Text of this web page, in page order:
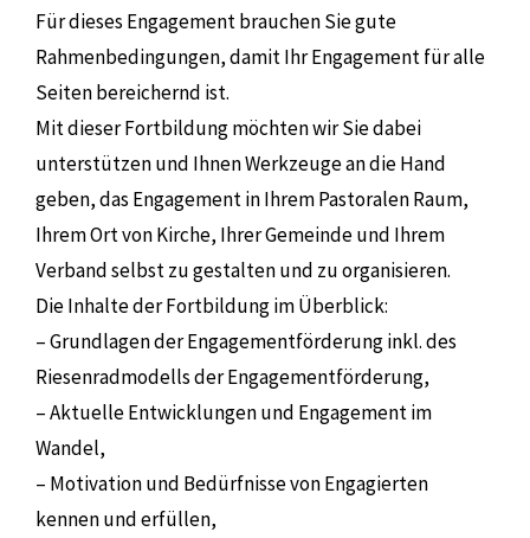
Für dieses Engagement brauchen Sie gute
Rahmenbedingungen, damit Ihr Engagement für alle
Seiten bereichernd ist.
Mit dieser Fortbildung möchten wir Sie dabei
unterstützen und Ihnen Werkzeuge an die Hand
geben, das Engagement in Ihrem Pastoralen Raum,
Ihrem Ort von Kirche, Ihrer Gemeinde und Ihrem
Verband selbst zu gestalten und zu organisieren.
Die Inhalte der Fortbildung im Überblick:
– Grundlagen der Engagementförderung inkl. des
Riesenradmodells der Engagementförderung,
– Aktuelle Entwicklungen und Engagement im
Wandel,
– Motivation und Bedürfnisse von Engagierten
kennen und erfüllen,